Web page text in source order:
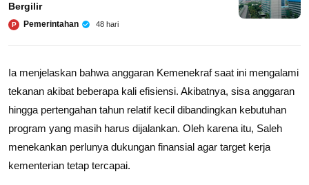
Bergilir
P Pemerintahan 48 hari
Ia menjelaskan bahwa anggaran Kemenekraf saat ini mengalami
tekanan akibat beberapa kali efisiensi. Akibatnya, sisa anggaran
hingga pertengahan tahun relatif kecil dibandingkan kebutuhan
program yang masih harus dijalankan. Oleh karena itu, Saleh
menekankan perlunya dukungan finansial agar target kerja
kementerian tetap tercapai.